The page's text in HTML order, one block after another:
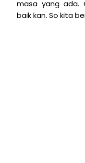
masa yang ada.
baik kan. So kita